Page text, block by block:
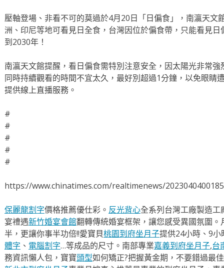
壓軸登場、非看不可的莫過於4月20日「日偏食」，南瀛天文
洲、印尼等地可看見日全食，台灣因位於偏食帶，只能看見
到2030年！
南瀛天文館提醒，看日偏食需特別注意安全，因太陽光非常
同時持續觀看的時間不宜太久，最好別超過1分鐘，以免眼睛
提供線上直播服務。
#
#
#
#
#
https://www.chinatimes.com/realtimenews/
保麗龍割字價格推薦優仕彩。 反光背心全系列台灣工廠製造
宴禮遇新竹婚宴會館翻轉傳統婚宴框架，讓您感受異國氛圍。
半，更讓你事半功倍!!愛寶貝桃園到府坐月子提供24小時、9
體字 、 電腦割字…等成品的尺寸。南部專業嘉義到府坐月子,台
務資訊懶人包，寶寶頭型如何矯正?把握黃金期，不要錯過最